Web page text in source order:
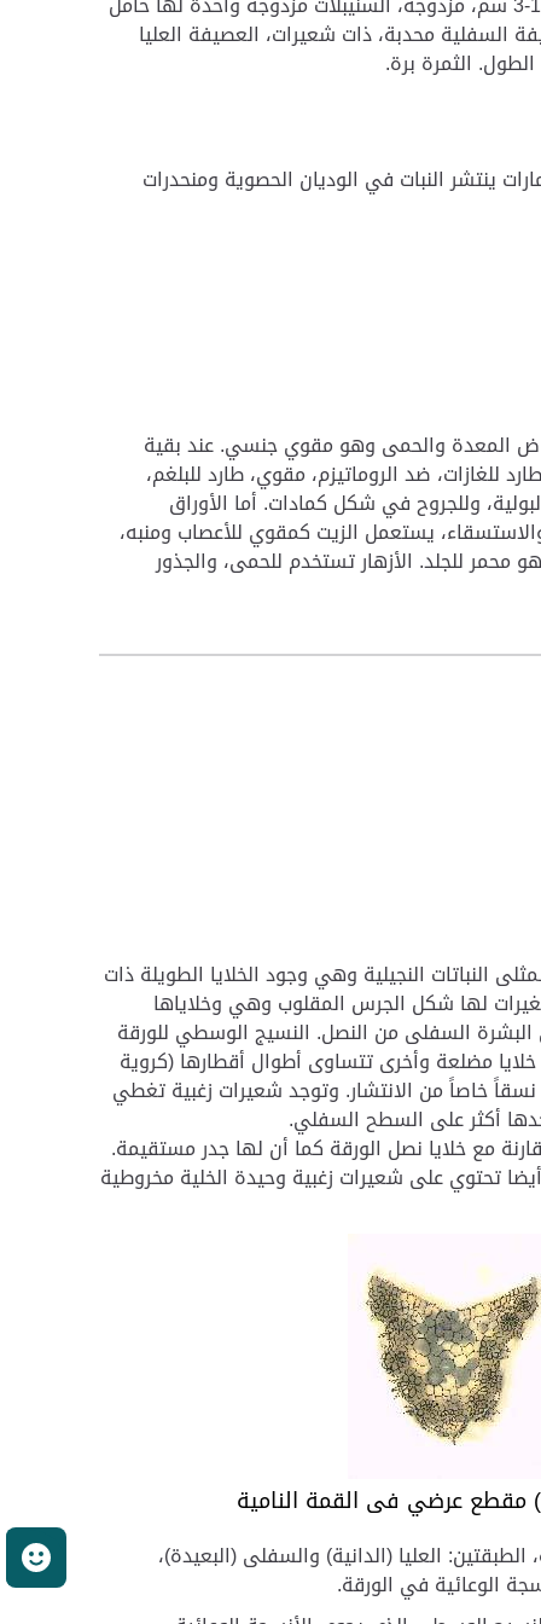
شعرية مستقيمة يصل طولها إلى 0.7 سم، العصيفة السفلية محدبة، ذات شعيرات، العصيفة العلیا
ينتشر النبات في الوديان الحصوية ومنحدرات
المعدة والحمى وهو مقوي جنسي. عند بقية
للغازات، ضد الروماتيزم، مقوي، طارد للبلغم،
وللجروح في شكل كمادات. أما الأوراق
يستعمل الزيت كمقوي للأعصاب ومنبه،
محمر للجلد. الأزهار تستخدم للحمى، والجذور
النباتات النجيلية وهي وجود الخلايا الطويلة ذات
لها شكل الجرس المقلوب وهي وخلاياها
السفلى من النصل. النسيج الوسطي للورقة
مضلعة وأخرى تتساوى أطوال أقطارها (كروية
خاصاً من الانتشار. وتوجد شعيرات زغبية تغطي
أكثر على السطح السفلي.
مع خلايا نصل الورقة كما أن لها جدر مستقيمة.
تحتوي على شعيرات زغبية وحيدة الخلية مخروطية
مقطع عرضي فى القمة النامية
العليا (الدانية) والسفلى (البعيدة)،
الوعائية في الورقة.